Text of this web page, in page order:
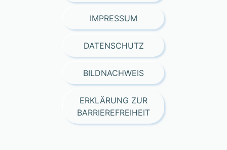
IMPRESSUM
DATENSCHUTZ
BILDNACHWEIS
ERKLÄRUNG ZUR
BARRIEREFREIHEIT